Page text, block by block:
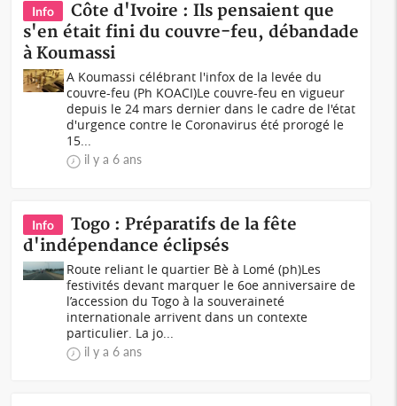
Info
Côte d'Ivoire : Ils pensaient que
s'en était fini du couvre-feu, débandade
à Koumassi
A Koumassi célébrant l'infox de la levée du
couvre-feu (Ph KOACI)Le couvre-feu en vigueur
depuis le 24 mars dernier dans le cadre de l'état
d'urgence contre le Coronavirus été prorogé le
15...
il y a 6 ans
Info
Togo : Préparatifs de la fête
d'indépendance éclipsés
Route reliant le quartier Bè à Lomé (ph)Les
festivités devant marquer le 6oe anniversaire de
l’accession du Togo à la souveraineté
internationale arrivent dans un contexte
particulier. La jo...
il y a 6 ans